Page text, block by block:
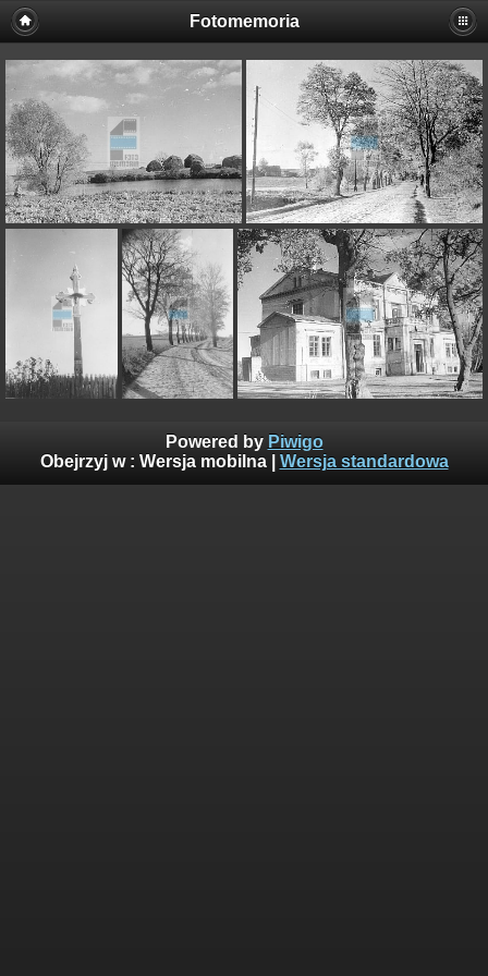
Fotomemoria
Powered by Piwigo
Obejrzyj w : Wersja mobilna| Wersja standardowa